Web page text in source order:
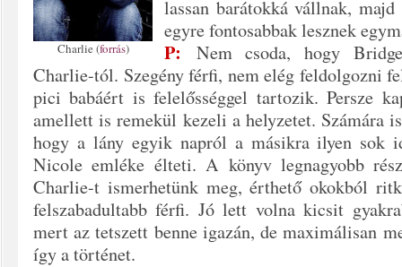
Charlie (forrás)
lassan barátokká vállnak,
egyre fontosabbak lesznek
P:
Nem csoda, hogy
Charlie-tól. Szegény férfi, nem elég feldolgozni
pici babáért is felelősséggel tartozik. Persze
amellett is remekül kezeli a helyzetet. Számára
hogy a lány egyik napról a másikra ilyen sok
Nicole emléke élteti. A könyv legnagyobb
Charlie-t ismerhetünk meg, érthető okokból
felszabadultabb férfi. Jó lett volna kicsit
mert az tetszett benne igazán, de maximálisan
így a történet.